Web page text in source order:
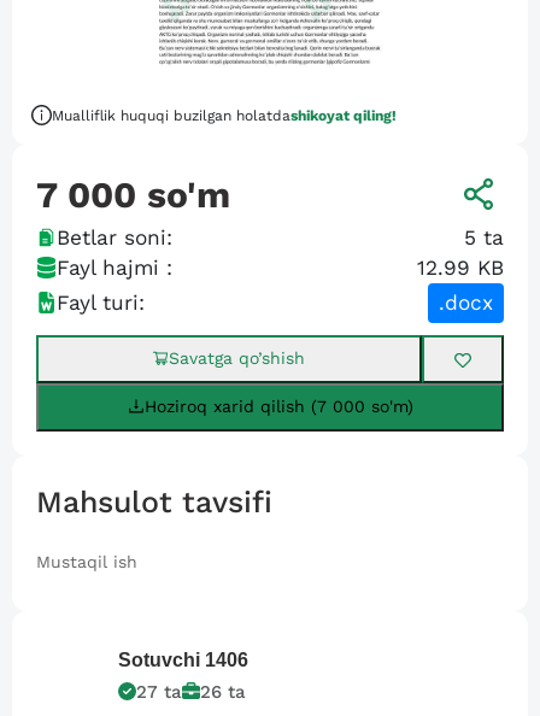
Mualliflik huquqi buzilgan holatdashikoyat qiling!
7 000 so'm
Betlar soni: 5 ta
Fayl hajmi :
12.99 KB
Fayl turi:
.docx
Savatga qo’shish
Hoziroq xarid qilish (7 000 so'm)
Mahsulot tavsifi
Mustaqil ish
Sotuvchi 1406
27 ta 26 ta